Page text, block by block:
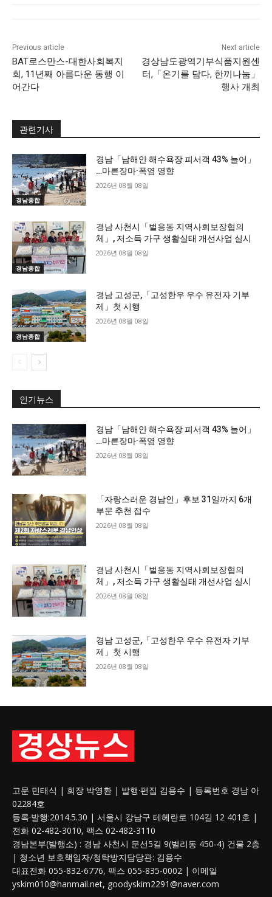
Previous article
BAT로스만스-대한사회복지
회, 11년째 아름다운 동행 이
어간다
Next article
경상남도광역기부식품지원센
터,「온기를 담다, 한끼나눔」
행사 개최
관련기사
경남종합
경남「남해안 해수욕장 피서객 43% 늘어」
…마른장마·폭염 영향
2026년 08월 08일
경남종합
경남 사천시「벌용동 지역사회보장협의
체」, 저소득 가구 생활실태 개선사업 실시
2026년 08월 08일
경남종합
경남 고성군,「고성한우 우수 유전자 기부
제」첫 시행
2026년 08월 08일
인기뉴스
경남「남해안 해수욕장 피서객 43% 늘어」
…마른장마·폭염 영향
2026년 08월 08일
「자랑스러운 경남인」후보 31일까지 6개
부문 추천 접수
2026년 08월 08일
경남 사천시「벌용동 지역사회보장협의
체」, 저소득 가구 생활실태 개선사업 실시
2026년 08월 08일
경남 고성군,「고성한우 우수 유전자 기부
제」첫 시행
2026년 08월 08일
고문 민태식 | 회장 박영환 | 발행·편집 김용수 | 등록번호 경남 아
02284호
등록·발행:2014.5.30 | 서울시 강남구 테헤란로 104길 12 401호 |
전화 02-482-3010, 팩스 02-482-3110
경남본부(발행소) : 경남 사천시 문선5길 9(벌리동 450-4) 건물 2층
| 청소년 보호책임자/청탁방지담당관: 김용수
대표전화 055-832-6776, 팩스 055-835-0002 | 이메일
yskim010@hanmail.net, goodyskim2291@naver.com